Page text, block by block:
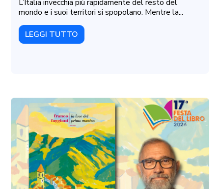
L’Italia invecchia più rapidamente del resto del
mondo e i suoi territori si spopolano. Mentre la...
LEGGI TUTTO